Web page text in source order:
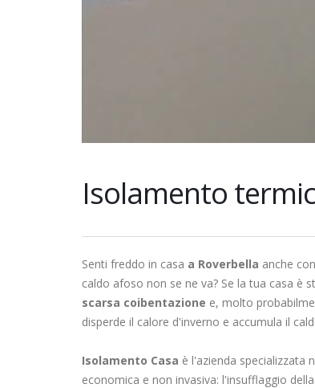
Isolamento
Senti freddo in casa a Roverbella anche
caldo afoso non se ne va? Se la tua casa è
scarsa coibentazione e, molto
disperde il calore d'inverno e accumula il
Isolamento Casa è l'azienda specializzata
economica e non invasiva: l'insufflaggio